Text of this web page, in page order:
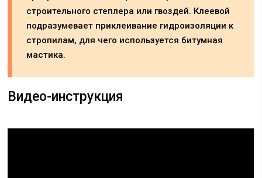
строительного степлера или гвоздей. Клеевой
подразумевает приклеивание гидроизоляции к
стропилам, для чего используется битумная
мастика.
Видео-инструкция